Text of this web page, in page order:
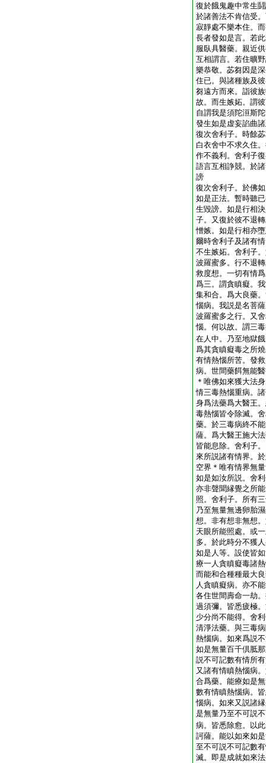
復於餓鬼趣中常生
於諸善法不肯信受
寂靜處不樂本住。
長者發如是言。若
服臥具醫藥。親近
互相謂言。若住曠
樂恭敬。苾芻因是
住已。與諸種族及
芻遠方而來。詣彼
故。而生嫉妬。謂
自謂我是須陀洹斯
發生如是虚妄諂曲
復次舍利子。時餘
白衣舍中不求久住
作不義利。舍利子
語言互相諍競。於
謗
復次舍利子。於佛
如是正法。暫時聽
生毀謗。如是行相
子。又復於彼不退
憎嫉。如是行相亦
爾時舍利子及諸有
不生嫉妬。舍利子
波羅蜜多。行不退
救度想。一切有情
爲三。謂貪瞋癡。
集和合。爲大良藥
惱病。我説是名菩
波羅蜜多之行。又
惱。何以故。謂三
在人中。乃至地獄
爲其貪瞋癡毒之所
有情熱惱所苦。發
病。世間藥餌無能
＊唯佛如來獲大法
情三毒熱惱重病。
身爲法藥爲大醫王
毒熱惱皆令除滅。
藥。於三毒病終不
薩。爲大醫王施大
皆能息除。舍利子
來所説諸有情界。
空界＊唯有情界無
如是如汝所説。舍
亦非聲聞縁覺之所
照。舍利子。所有
乃至無量無邊卵胎
想。非有想非無想
天眼所能照處。或
多。於此時分不獲
如是人等。設使皆
療一人貪瞋癡毒諸
而能和合種種最大
人貪瞋癡病。亦不
各住世間壽命一劫
過須彌。皆悉疲極
少分尚不能得。舍
清淨法藥。與三毒
熱惱病。如來爲説
如是無量百千倶胝
説不可記數有情所
又諸有情瞋熱惱病
合爲藥。能療如是
數有情瞋熱惱病。
惱病。如來又説諸
是無量乃至不可説
病。皆悉除愈。以
訶薩。能以如來如
至不可説不可記數
滅。即是成就如來